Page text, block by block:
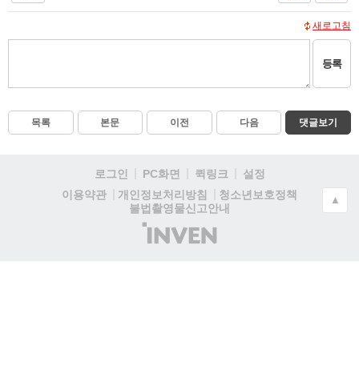
새로고침
등록
목록 본문 이전 다음 댓글보기
로그인 PC화면 퀵링크
설정
이용약관
개인정보처리방침
청소년보호정책
불법촬영물신고안내
(주)
인
▲